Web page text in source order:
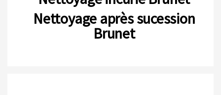
Nettoyage après sucession
Brunet